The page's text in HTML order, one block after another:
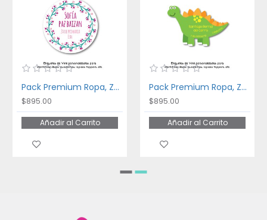
Pack Premium Ropa, Zapatos y Escuela Floral Frame
$895.00
Añadir al Carrito
Pack Premium Ropa, Zapatos y Escuela Dinosaurios
$895.00
Añadir al Carrito